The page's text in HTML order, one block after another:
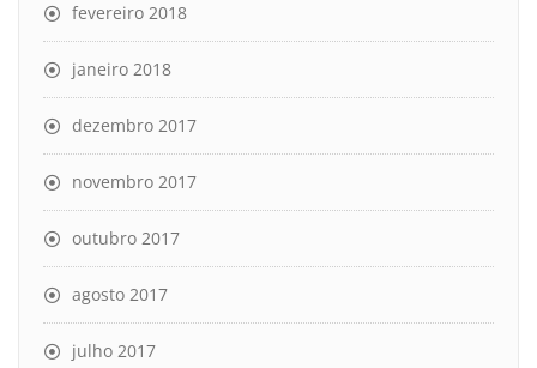
fevereiro 2018
janeiro 2018
dezembro 2017
novembro 2017
outubro 2017
agosto 2017
julho 2017